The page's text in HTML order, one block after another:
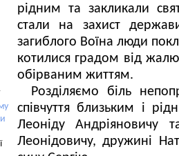
рідним та закликали
стали на захист
загиблого Воїна люди
котилися градом від
обірваним життям.
Розділяємо біль
співчуття близьким і
Леоніду Андріяновичу
Леонідовичу, дружині